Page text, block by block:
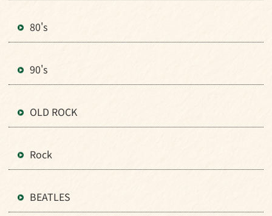
80's
90's
OLD ROCK
Rock
BEATLES